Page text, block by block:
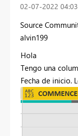
‎02-07-2022
Source
alvin199
Hola
Tengo una
Fecha de inicio.